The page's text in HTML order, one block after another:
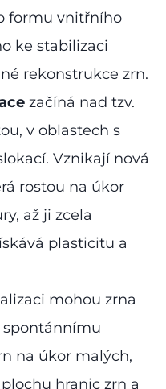
formu vnitřního
ke stabilizaci
rekonstrukce zrn.
začíná nad tzv.
v oblastech s
Vznikají nová
rostou na úkor
až ji zcela
plasticitu a
mohou zrna
spontánnímu
na úkor malých,
hranic zrn a